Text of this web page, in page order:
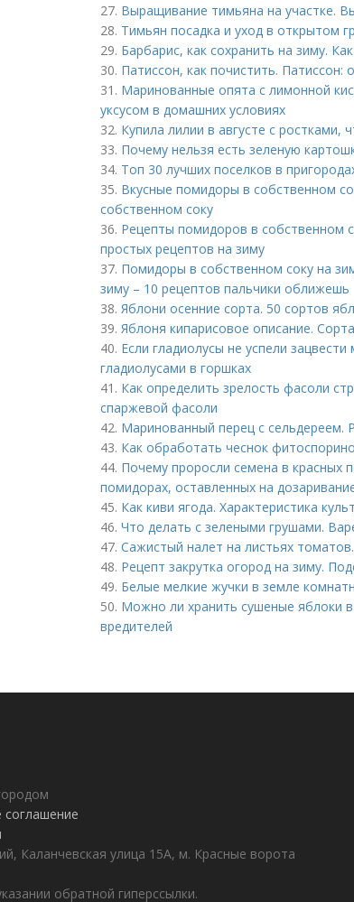
27. Выращивание тимьяна на участке.
28. Тимьян посадка и уход в открытом
29. Барбарис, как сохранить на зиму.
30. Патиссон, как почистить. Патиссон:
31. Маринованные опята с лимонной
уксусом в домашних условиях
32. Купила лилии в августе с
33. Почему нельзя есть зеленую
34. Топ 30 лучших поселков в
35. Вкусные помидоры в собственном
собственном соку
36. Рецепты помидоров в собственном
простых рецептов на зиму
37. Помидоры в собственном соку на
зиму – 10 рецептов пальчики оближешь
38. Яблони осенние сорта. 50 сортов
39. Яблоня кипарисовое описание.
40. Если гладиолусы не успели
гладиолусами в горшках
41. Как определить зрелость фасоли
спаржевой фасоли
42. Маринованный перец с сельдереем.
43. Как обработать чеснок
44. Почему проросли семена в красных
помидорах, оставленных на
45. Как киви ягода. Характеристика
46. Что делать с зелеными грушами.
47. Сажистый налет на листьях
48. Рецепт закрутка огород на зиму.
49. Белые мелкие жучки в земле
50. Можно ли хранить сушеные яблоки
вредителей
соглашение
Каланчевская улица 15А, м. Красные ворота
обратной гиперссылки.